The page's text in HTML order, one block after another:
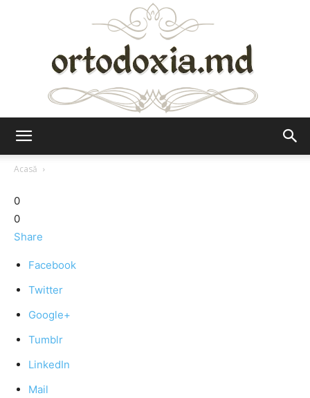
Acasă
0
0
Share
Facebook
Twitter
Google+
Tumblr
LinkedIn
Mail